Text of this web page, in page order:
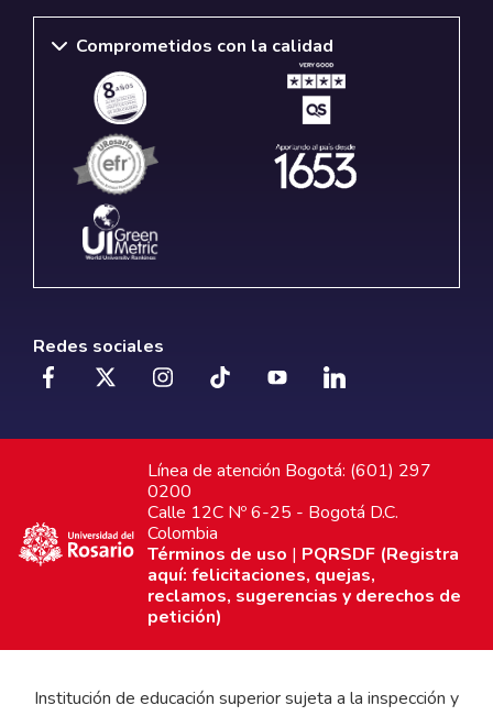
Comprometidos con la calidad
Redes sociales
Línea de atención Bogotá: (601) 297
0200
Calle 12C Nº 6-25 - Bogotá D.C.
Colombia
Términos de uso | PQRSDF (Registra
aquí: felicitaciones, quejas,
reclamos, sugerencias y derechos de
petición)
Institución de educación superior sujeta a la inspección y